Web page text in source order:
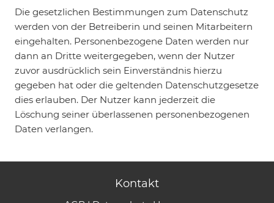
Die gesetzlichen Bestimmungen zum Datenschutz
werden von der Betreiberin und seinen Mitarbeitern
eingehalten. Personenbezogene Daten werden nur
dann an Dritte weitergegeben, wenn der Nutzer
zuvor ausdrücklich sein Einverständnis hierzu
gegeben hat oder die geltenden Datenschutzgesetze
dies erlauben. Der Nutzer kann jederzeit die
Löschung seiner überlassenen personenbezogenen
Daten verlangen.
Kontakt